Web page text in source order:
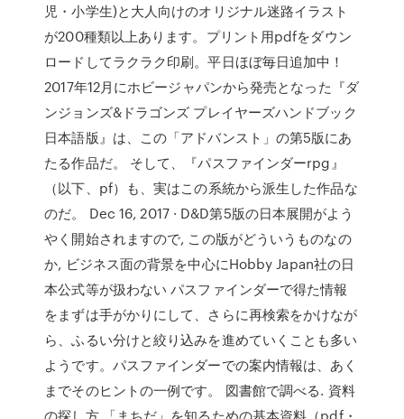
児・小学生)と大人向けのオリジナル迷路イラスト
が200種類以上あります。プリント用pdfをダウン
ロードしてラクラク印刷。平日ほぼ毎日追加中！
2017年12月にホビージャパンから発売となった『ダ
ンジョンズ&ドラゴンズ プレイヤーズハンドブック
日本語版』は、この「アドバンスト」の第5版にあ
たる作品だ。 そして、『パスファインダーrpg』
（以下、pf）も、実はこの系統から派生した作品な
のだ。 Dec 16, 2017 · D&D第5版の日本展開がよう
やく開始されますので, この版がどういうものなの
か, ビジネス面の背景を中心にHobby Japan社の日
本公式等が扱わない パスファインダーで得た情報
をまずは手がかりにして、さらに再検索をかけなが
ら、ふるい分けと絞り込みを進めていくことも多い
ようです。パスファインダーでの案内情報は、あく
までそのヒントの一例です。 図書館で調べる. 資料
の探し方 「まちだ」を知るための基本資料（pdf・